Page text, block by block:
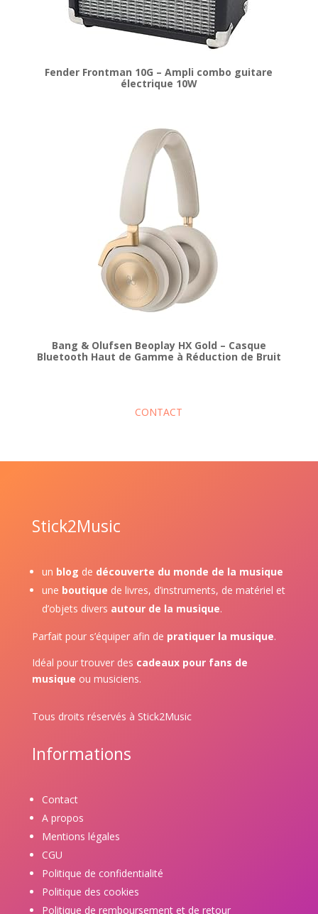
Fender Frontman 10G – Ampli combo guitare
électrique 10W
Bang & Olufsen Beoplay HX Gold – Casque
Bluetooth Haut de Gamme à Réduction de Bruit
CONTACT
Stick2Music
un blog de découverte du monde de la musique
une boutique de livres, d’instruments, de matériel et
d’objets divers autour de la musique.
Parfait pour s’équiper afin de pratiquer la musique.
Idéal pour trouver des cadeaux pour fans de
musique ou musiciens.
Tous droits réservés à Stick2Music
Informations
Contact
A propos
Mentions légales
CGU
Politique de confidentialité
Politique des cookies
Politique de remboursement et de retour